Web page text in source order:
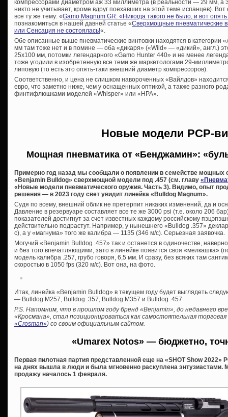
компрессорами диаметром аж 33 миллиметра (в реальности — 29 мм,
никто не учитывает, кроме вдруг поехавших на этой теме испанцев).
все ту же тему: «Gamo Magnum GR: «Никогда такого не было, и вот
познакомиться в нашей давней статье «Сверхмощные пневматические
или Сенсация не состоялась!«.
Обе описанные выше пневматические винтовки находятся в категории
мм там тоже нет и в помине — оба «дикаря» («Wild» — «дикий», англ.)
25х100 мм, потомки легендарного «Gamo Hunter 440» и не менее
тоже угодили в изобретенную все теми же маркетологами 29-
липовую (то есть это опять-таки внешний диаметр компрессоров).
Соответственно, и цена не слишком навороченных «Вайлдов»
евро, что заметно ниже, чем у оснащенных оптикой, а также разного
финтифлюшками моделей «Whisper» или «HPA».
Новые модели PCP-
Мощная пневматика от «Бенджамин»:
Примерно год назад мы сообщали о появлении в семействе мощных
«Benjamin Bulldog» сверхмощной модели под .457 (см. главу
«Новые модели пневматического оружия. Часть 3). Видимо, опыт
решения — в 2023 году свет увидит линейка «Bulldog Magnum».
Судя по всему, внешний облик не претерпит никаких изменений, да и
Давление в резервуаре составляет все те же 3000 psi (т.е. около 206
показателей достигнут за счет известных каждому российскому
действительно подрастут. Например, у нынешнего «Bulldog .357»
с), а у «магнума» того же калибра — 1135 (346 м/с). Серьезная заявочка.
Могучий «Benjamin Bulldog .457» так и останется в одиночестве,
и без того впечатляющими, зато в линейке появится своя «мелкашка»
модель калибра .257, грубо говоря, 6,5 мм. И сразу, без всяких там
скоростью в 1050 fps (320 м/с). Вот она, на фото.
Итак, линейка «Benjamin Bulldog» в текущем году будет выглядеть
— Bulldog М257, Bulldog .357, Bulldog М357 и Bulldog .457.
P.S. Напомним, что в прошлом году бренд «Benjamin», до недавнего
«Кросмана», стал позиционироваться как самостоятельная торговая
«Crosman») со своим официальным сайтом.
«Umarex Notos» — бюджетно,
Первая пилотная партия представленной еще на «SHOT Show 2022»
на днях вышла в люди и была мгновенно раскуплена энтузиастами.
продажу началось 1 февраля.